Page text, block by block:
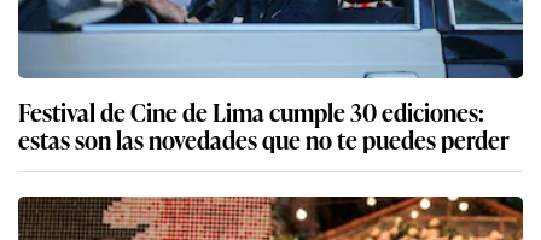
Festival de Cine de Lima cumple 30 ediciones:
estas son las novedades que no te puedes perder